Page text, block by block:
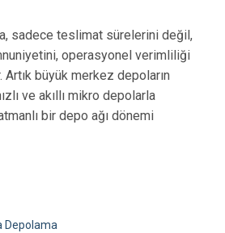
sadece teslimat sürelerini değil,
operasyonel verimliliği
Artık büyük merkez depoların
ve akıllı mikro depolarla
bir depo ağı dönemi
Depolama